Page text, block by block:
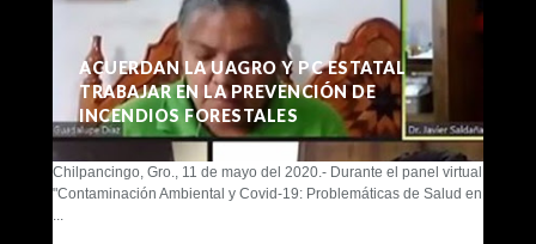
ACUERDAN LA UAGRO Y PC ESTATAL
TRABAJAR EN LA PREVENCIÓN DE
INCENDIOS FORESTALES
Chilpancingo, Gro., 11 de mayo del 2020.- Durante el panel virtual
"Contaminación Ambiental y Covid-19: Problemáticas de Salud en
...